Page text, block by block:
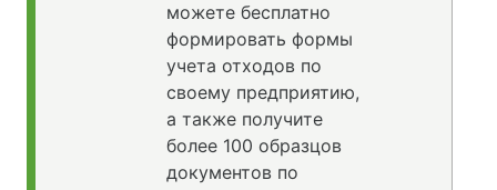
можете бесплатно
формировать формы
учета отходов по
своему предприятию,
а также получите
более 100 образцов
документов по